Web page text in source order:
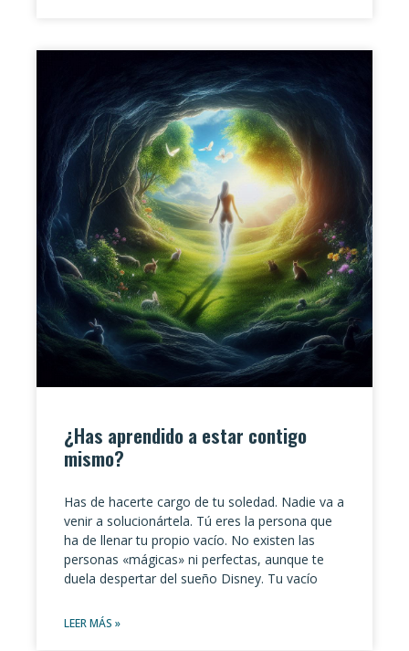
¿Has aprendido a estar contigo
mismo?
Has de hacerte cargo de tu soledad. Nadie va a
venir a solucionártela. Tú eres la persona que
ha de llenar tu propio vacío. No existen las
personas «mágicas» ni perfectas, aunque te
duela despertar del sueño Disney. Tu vacío
LEER MÁS »